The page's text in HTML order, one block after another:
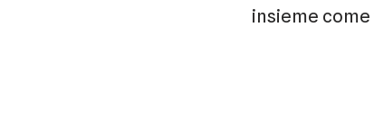
insieme come